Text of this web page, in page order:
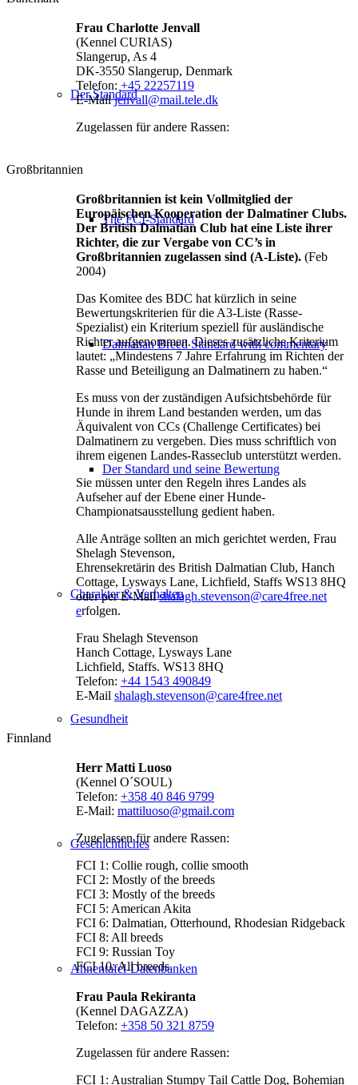
Der Standard
The FCI-Standard
Dalmatian Breed Standard with commentary
Der Standard und seine Bewertung
Charakter & Verhalten
Gesundheit
Geschichtliches
Ahnentafel-Datenbanken
Frau Charlotte Jenvall
(Kennel CURIAS)
Slangerup, As 4
DK-3550 Slangerup, Denmark
Telefon: +45 22257119
E-Mailjenvall@mail.tele.dk
Zugelassen für andere Rassen:
Großbritannien
Großbritannien ist kein Vollmitglied der
Europäischen Kooperation der Dalmatiner Clubs.
Der British Dalmatian Club hat eine Liste ihrer
Richter, die zur Vergabe von CC’s in
Großbritannien zugelassen sind (A-Liste). (Feb
2004)
Das Komitee des BDC hat kürzlich in seine
Bewertungskriterien für die A3-Liste (Rasse-
Spezialist) ein Kriterium speziell für ausländische
Richter aufgenommen. Dieses zusätzliche Kriterium
lautet: „Mindestens 7 Jahre Erfahrung im Richten der
Rasse und Beteiligung an Dalmatinern zu haben.“
Es muss von der zuständigen Aufsichtsbehörde für
Hunde in ihrem Land bestanden werden, um das
Äquivalent von CCs (Challenge Certificates) bei
Dalmatinern zu vergeben. Dies muss schriftlich von
ihrem eigenen Landes-Rasseclub unterstützt werden.
Sie müssen unter den Regeln ihres Landes als
Aufseher auf der Ebene einer Hunde-
Championatsausstellung gedient haben.
Alle Anträge sollten an mich gerichtet werden, Frau
Shelagh Stevenson,
Ehrensekretärin des British Dalmatian Club, Hanch
Cottage, Lysways Lane, Lichfield, Staffs WS13 8HQ
oder per E-Mailshalagh.stevenson@care4free.net
erfolgen.
Frau Shelagh Stevenson
Hanch Cottage, Lysways Lane
Lichfield, Staffs. WS13 8HQ
Telefon: +44 1543 490849
E-Mail shalagh.stevenson@care4free.net
Finnland
Herr Matti Luoso
(Kennel O´SOUL)
Telefon: +358 40 846 9799
E-Mail: mattiluoso@gmail.com
Zugelassen für andere Rassen:
FCI 1: Collie rough, collie smooth
FCI 2: Mostly of the breeds
FCI 3: Mostly of the breeds
FCI 5: American Akita
FCI 6: Dalmatian, Otterhound, Rhodesian Ridgeback
FCI 8: All breeds
FCI 9: Russian Toy
FCI 10: All breeds
Frau Paula Rekiranta
(Kennel DAGAZZA)
Telefon: +358 50 321 8759
Zugelassen für andere Rassen:
FCI 1: Australian Stumpy Tail Cattle Dog, Bohemian